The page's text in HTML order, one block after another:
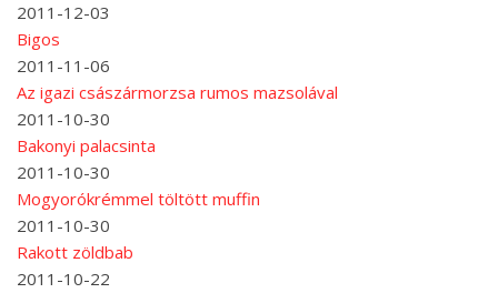
2011-12-03
Bigos
2011-11-06
Az igazi császármorzsa rumos mazsolával
2011-10-30
Bakonyi palacsinta
2011-10-30
Mogyorókrémmel töltött muffin
2011-10-30
Rakott zöldbab
2011-10-22